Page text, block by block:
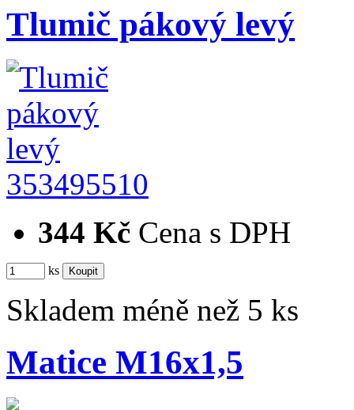
Tlumič pákový levý
353495510
344 Kč Cena s DPH
ks
Skladem méně než 5 ks
Matice M16x1,5